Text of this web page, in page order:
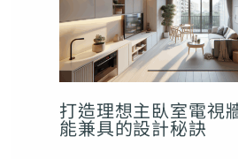
打造理想主臥室電視
能兼具的設計秘訣